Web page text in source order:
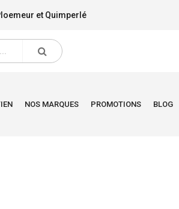
et Quimperlé
NOS MARQUES PROMOTIONS BLOG